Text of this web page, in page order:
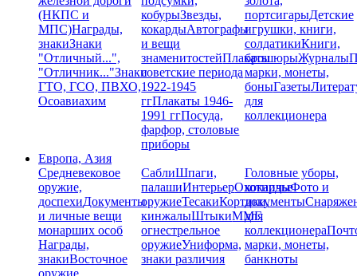
(НКПС и
МПС)Награды,
знакиЗнаки
"Отличный...",
"Отличник..."Знаки
ГТО, ГСО, ПВХО,
Осоавиахим
кобурыЗвезды,
кокардыАвтографы
и вещи
знаменитостейПлакаты
советские периода
1922-1945
ггПлакаты 1946-
1991 ггПосуда,
фарфор, столовые
приборы
портсигарыДетские
игрушки, книги,
солдатикиКниги,
брошюрыЖурналы
марки, монеты,
боныГазеты
для
коллекционера
Европа, Азия
Средневековое
оружие,
доспехиДокументы
и личные вещи
монарших особ
Награды,
знакиВосточное
оружие
СаблиШпаги,
палашиИнтерьерОхотничье
оружиеТесакиКортики,
кинжалыШтыкиММГ,
огнестрельное
оружиеУниформа,
знаки различия
Головные уборы,
кокардыФото и
документы
для
коллекционера
марки, монеты,
банкноты